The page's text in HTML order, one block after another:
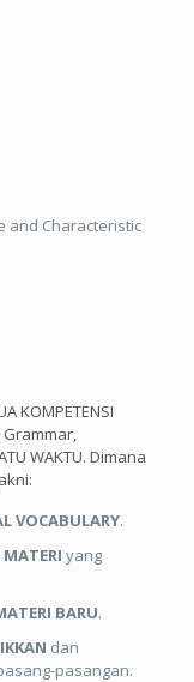
and Characteristic
KOMPETENSI
WAKTU. Dimana
VOCABULARY.
yang
BARU.
dan
pasangan.